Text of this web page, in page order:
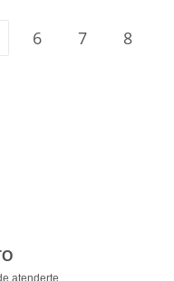
6 7 8
atenderte.